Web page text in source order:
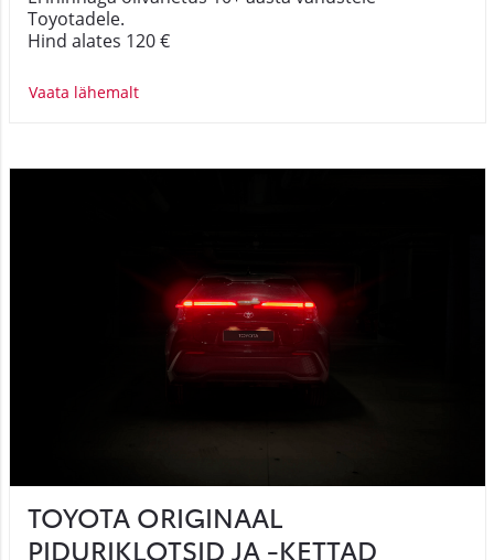
Toyotadele.
Hind alates 120 €
Vaata lähemalt
TOYOTA ORIGINAAL
PIDURIKLOTSID JA -KETTAD